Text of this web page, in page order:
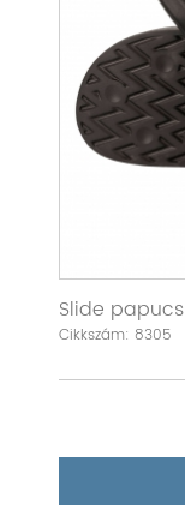
Slide papucs
Cikkszám: 8305